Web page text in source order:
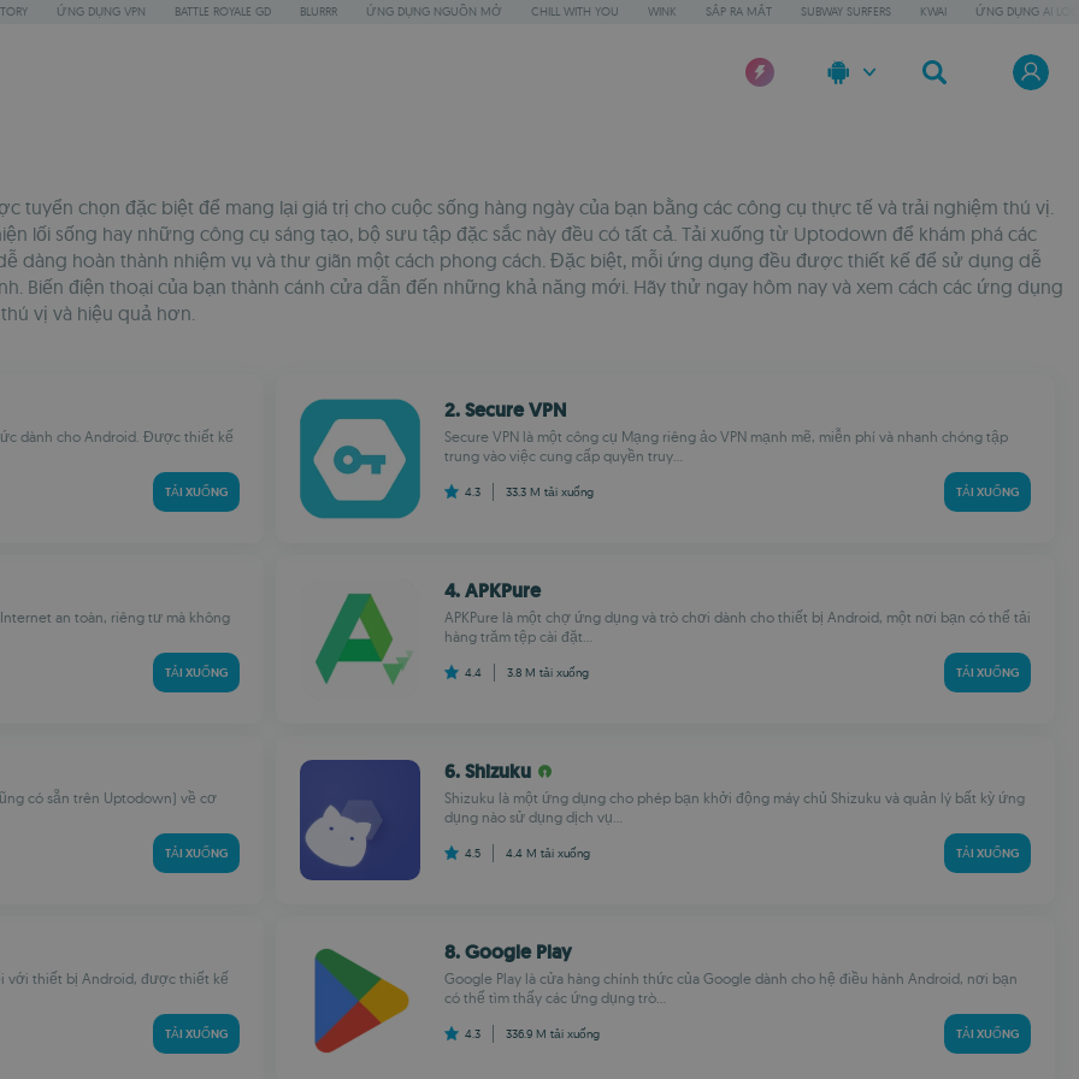
ỨNG DỤNG VPN BATTLE ROYALE GD BLURRR ỨNG DỤNG NGUỒN MỞ CHILL WITH YOU WINK SẮP RA MẮT SUBWAY SURFERS KWAI ỨNG DỤNG AI
tuyển chọn đặc biệt để mang lại giá trị cho cuộc sống hàng ngày của bạn bằng các công cụ thực tế và trải nghiệm thú vị.
lối sống hay những công cụ sáng tạo, bộ sưu tập đặc sắc này đều có tất cả. Tải xuống từ Uptodown để khám phá các
dàng hoàn thành nhiệm vụ và thư giãn một cách phong cách. Đặc biệt, mỗi ứng dụng đều được thiết kế để sử dụng dễ
Biến điện thoại của bạn thành cánh cửa dẫn đến những khả năng mới. Hãy thử ngay hôm nay và xem cách các ứng dụng
vị và hiệu quả hơn.
dành cho Android. Được thiết kế
TẢI XUỐNG
2. Secure VPN
Secure VPN là một công cụ Mạng riêng ảo VPN mạnh mẽ, miễn phí và nhanh chóng tập
trung vào việc cung cấp quyền truy...
4.3 33.3 M tải xuống TẢI XUỐNG
an toàn, riêng tư mà không
TẢI XUỐNG
4. APKPure
APKPure là một chợ ứng dụng và trò chơi dành cho thiết bị Android, một nơi bạn có thể tải
hàng trăm tệp cài đặt...
4.4 3.8 M tải xuống TẢI XUỐNG
có sẵn trên Uptodown) về cơ
TẢI XUỐNG
6. Shizuku
Shizuku là một ứng dụng cho phép bạn khởi động máy chủ Shizuku và quản lý bất kỳ ứng
dụng nào sử dụng dịch vụ...
4.5 4.4 M tải xuống TẢI XUỐNG
với thiết bị Android, được thiết kế
TẢI XUỐNG
8. Google Play
Google Play là cửa hàng chính thức của Google dành cho hệ điều hành Android, nơi bạn
có thể tìm thấy các ứng dụng trò...
4.3 336.9 M tải xuống TẢI XUỐNG